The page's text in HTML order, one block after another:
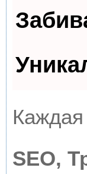
SEO,